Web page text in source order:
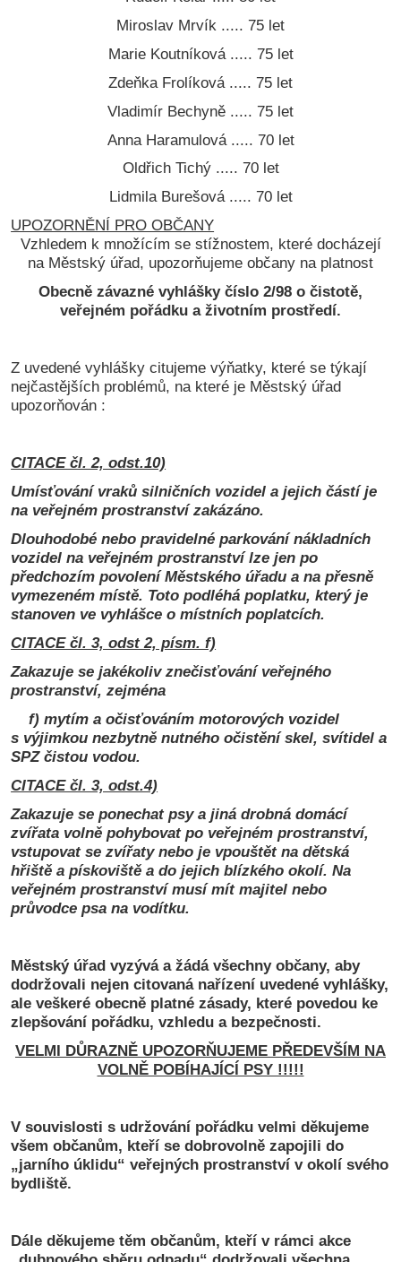
Miroslav Mrvík ..... 75 let
Marie Koutníková ..... 75 let
Zdeňka Frolíková ..... 75 let
Vladimír Bechyně ..... 75 let
Anna Haramulová ..... 70 let
Oldřich Tichý ..... 70 let
Lidmila Burešová ..... 70 let
UPOZORNĚNÍ PRO OBČANY
Vzhledem k množícím se stížnostem, které docházejí
na Městský úřad, upozorňujeme občany na platnost
Obecně závazné vyhlášky číslo 2/98 o čistotě,
veřejném pořádku a životním prostředí.
Z uvedené vyhlášky citujeme výňatky, které se týkají
nejčastějších problémů, na které je Městský úřad
upozorňován :
CITACE čl. 2, odst.10)
Umísťování vraků silničních vozidel a jejich částí je
na veřejném prostranství zakázáno.
Dlouhodobé nebo pravidelné parkování nákladních
vozidel na veřejném prostranství lze jen po
předchozím povolení Městského úřadu a na přesně
vymezeném místě. Toto podléhá poplatku, který je
stanoven ve vyhlášce o místních poplatcích.
CITACE čl. 3, odst 2, písm. f)
Zakazuje se jakékoliv znečisťování veřejného
prostranství, zejména
f) mytím a očisťováním motorových vozidel
s výjimkou nezbytně nutného očistění skel, svítidel a
SPZ čistou vodou.
CITACE čl. 3, odst.4)
Zakazuje se ponechat psy a jiná drobná domácí
zvířata volně pohybovat po veřejném prostranství,
vstupovat se zvířaty nebo je vpouštět na dětská
hřiště a pískoviště a do jejich blízkého okolí. Na
veřejném prostranství musí mít majitel nebo
průvodce psa na vodítku.
Městský úřad vyzývá a žádá všechny občany, aby
dodržovali nejen citovaná nařízení uvedené vyhlášky,
ale veškeré obecně platné zásady, které povedou ke
zlepšování pořádku, vzhledu a bezpečnosti.
VELMI DŮRAZNĚ UPOZORŇUJEME PŘEDEVŠÍM NA
VOLNĚ POBÍHAJÍCÍ PSY !!!!!
V souvislosti s udržování pořádku velmi děkujeme
všem občanům, kteří se dobrovolně zapojili do
„jarního úklidu“ veřejných prostranství v okolí svého
bydliště.
Dále děkujeme těm občanům, kteří v rámci akce